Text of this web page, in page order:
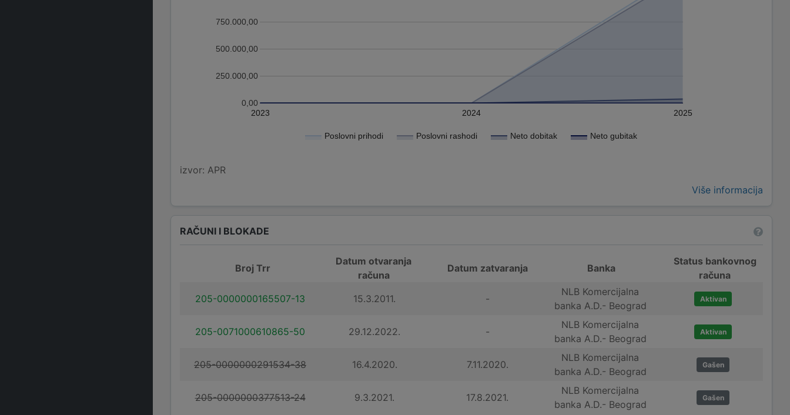
Poslovni prihodi Poslovni rashodi Neto dobitak Neto gubitak
2023 2024 2025
0,00
250.000,00
500.000,00
750.000,00
izvor: APR
Više informacija
RAČUNI I BLOKADE
Broj Trr
Datum otvaranja
računa
Datum zatvaranja Banka
Status bankovnog
računa
205-0000000165507-13
15.3.2011. -
NLB Komercijalna
banka A.D.- Beograd
Aktivan
205-0071000610865-50 29.12.2022. -
NLB Komercijalna
banka A.D.- Beograd
Aktivan
205-0000000291534-38 16.4.2020. 7.11.2020.
NLB Komercijalna
banka A.D.- Beograd
Gašen
205-0000000377513-24 9.3.2021. 17.8.2021.
NLB Komercijalna
banka A.D.- Beograd
Gašen